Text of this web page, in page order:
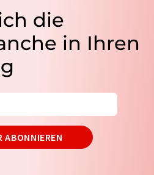
die
in Ihren
ABONNIEREN